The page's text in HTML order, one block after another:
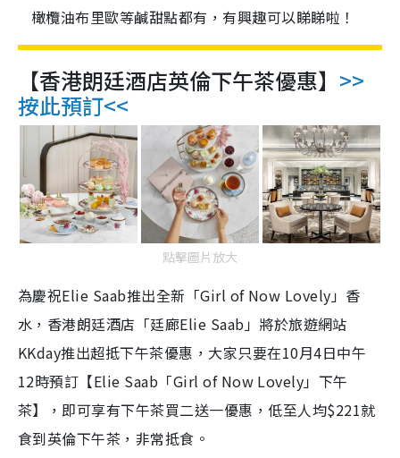
橄欖油布里歐等鹹甜點都有，有興趣可以睇睇啦！
【香港朗廷酒店英倫下午茶優惠】 >>
按此預訂<<
點擊圖片放大
為慶祝Elie Saab推出全新「Girl of Now Lovely」香
水，香港朗廷酒店「廷廊Elie Saab」將於旅遊網站
KKday推出超抵下午茶優惠，大家只要在10月4日中午
12時預訂【Elie Saab 「Girl of Now Lovely」下午
茶】，即可享有下午茶買二送一優惠，低至人均$221就
食到英倫下午茶，非常抵食。